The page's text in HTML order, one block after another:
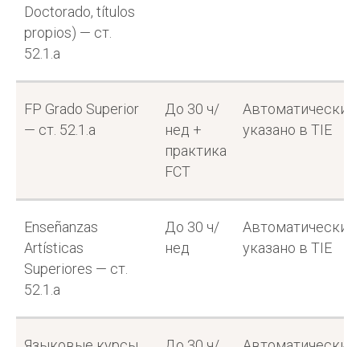
Doctorado, títulos
propios) — ст.
52.1.a
FP Grado Superior
— ст. 52.1.a
До 30 ч/
нед +
практика
FCT
Автоматически,
указано в TIE
Enseñanzas
Artísticas
Superiores — ст.
52.1.a
До 30 ч/
нед
Автоматически,
указано в TIE
Юридическая информация